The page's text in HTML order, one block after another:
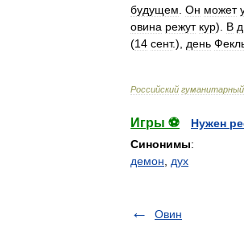
будущем Он может
овина режут кур). В
(14 сент.), день
Российский гуманитарный
Игры ⚽
Нужен
Синонимы:
демон
дух
Овин